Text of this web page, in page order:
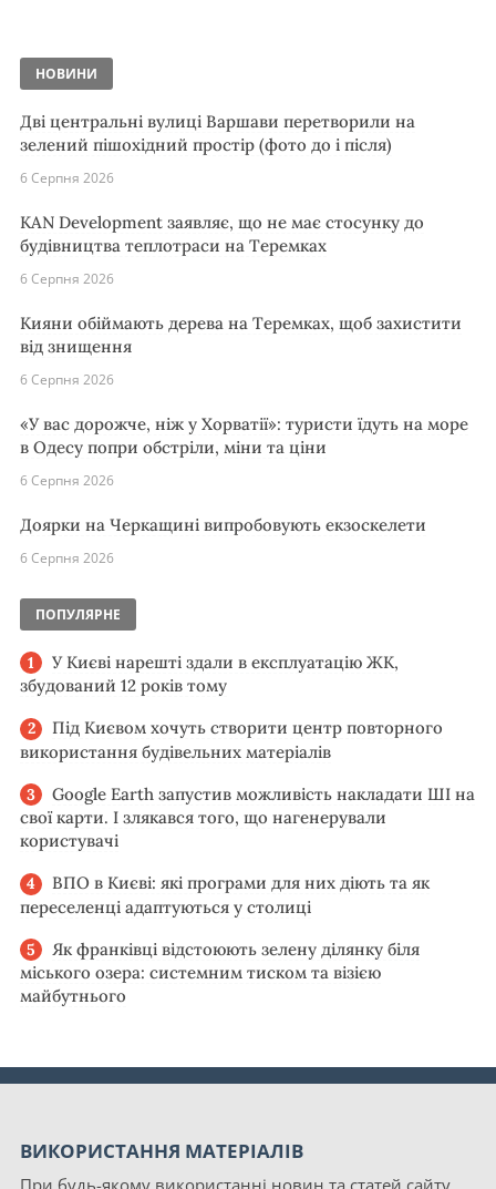
НОВИНИ
Дві центральні вулиці Варшави перетворили на
зелений пішохідний простір (фото до і після)
6 Серпня 2026
KAN Development заявляє, що не має стосунку до
будівництва теплотраси на Теремках
6 Серпня 2026
Кияни обіймають дерева на Теремках, щоб захистити
від знищення
6 Серпня 2026
«У вас дорожче, ніж у Хорватії»: туристи їдуть на море
в Одесу попри обстріли, міни та ціни
6 Серпня 2026
Доярки на Черкащині випробовують екзоскелети
6 Серпня 2026
ПОПУЛЯРНЕ
У Києві нарешті здали в експлуатацію ЖК,
збудований 12 років тому
Під Києвом хочуть створити центр повторного
використання будівельних матеріалів
Google Earth запустив можливість накладати ШІ на
свої карти. І злякався того, що нагенерували
користувачі
ВПО в Києві: які програми для них діють та як
переселенці адаптуються у столиці
Як франківці відстоюють зелену ділянку біля
міського озера: системним тиском та візією
майбутнього
ВИКОРИСТАННЯ МАТЕРІАЛІВ